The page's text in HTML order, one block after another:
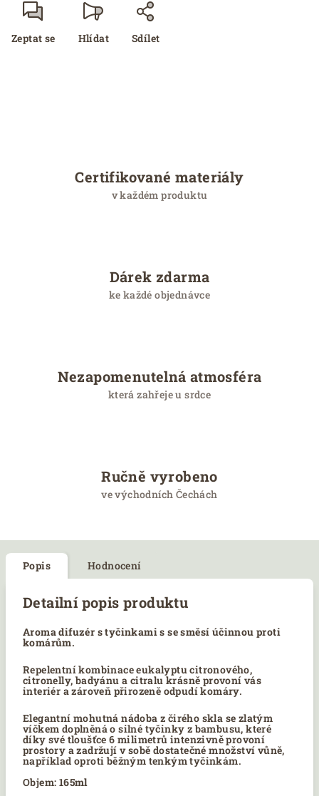
Zeptat se Hlídat Sdílet
Certifikované materiály
v každém produktu
Dárek zdarma
ke každé objednávce
Nezapomenutelná atmosféra
která zahřeje u srdce
Ručně vyrobeno
ve východních Čechách
Popis Hodnocení
Detailní popis produktu
Aroma difuzér s tyčinkami s se směsí účinnou proti
komárům.
Repelentní kombinace eukalyptu citronového,
citronelly, badyánu a citralu krásně provoní vás
interiér a zároveň přirozeně odpudí komáry.
Elegantní mohutná nádoba z čirého skla se zlatým
víčkem doplněná o silné tyčinky z bambusu, které
díky své tloušťce 6 milimetrů intenzivně provoní
prostory a zadržují v sobě dostatečné množství vůně,
například oproti běžným tenkým tyčinkám.
Objem: 165ml